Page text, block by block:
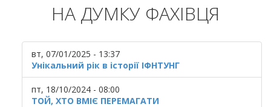
НА ДУМКУ ФАХІВЦЯ
вт, 07/01/2025 - 13:37
Унікальний рік в історії ІФНТУНГ
пт, 18/10/2024 - 08:00
ТОЙ, ХТО ВМІЄ ПЕРЕМАГАТИ